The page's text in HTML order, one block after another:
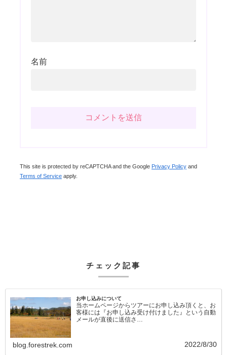
名前
This site is protected by reCAPTCHA and the Google Privacy Policy and
Terms of Service apply.
チェック記事
お申し込みについて
当ホームページからツアーにお申し込み頂くと、お
客様には『お申し込み受け付けました』という自動
メールが直後に送信さ…
blog.forestrek.com 2022/8/30